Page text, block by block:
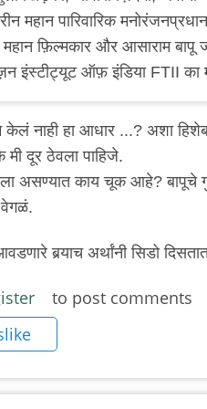
महान पारिवारिक
महान फ़िल्मकार और आसाराम बापू
इंस्टीट्यूट ऑफ़ इंडिया FTII का
नाही हा आधार ...? अशा
मी दूर ठेवला पाहिजे.
असण्यात काय चूक आहे? बापूचे
बर्‍याच अर्थांनी सिडो
to post comments